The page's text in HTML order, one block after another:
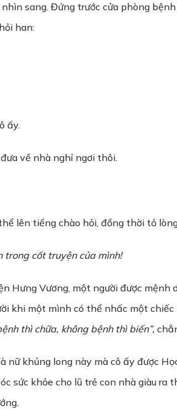
sang. Đứng trước cửa phòng
han:
ấy.
về nhà nghỉ ngơi thôi.
lên tiếng chào hỏi, đồng thời tỏ
cốt truyện của mình!
Hưng Vương, một người được mệnh
khi một mình có thể nhấc một
thì chữa, không bệnh thì biến”,
nữ khủng long này mà cô ấy được
sức khỏe cho lũ trẻ con nhà giàu